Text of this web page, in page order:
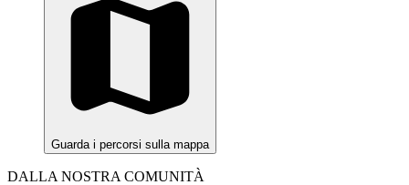
Guarda i percorsi sulla mappa
DALLA NOSTRA COMUNITÀ